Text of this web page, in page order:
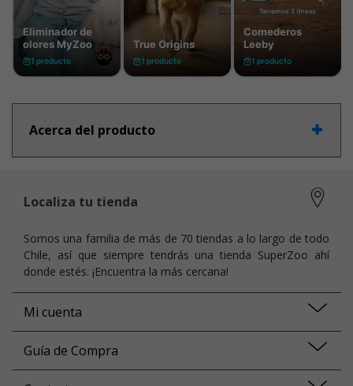
Acerca del producto
Localiza tu tienda
Somos una familia de más de 70 tiendas a lo largo de todo
Chile, así que siempre tendrás una tienda SuperZoo ahí
donde estés. ¡Encuentra la más cercana!
Mi cuenta
Guía de Compra